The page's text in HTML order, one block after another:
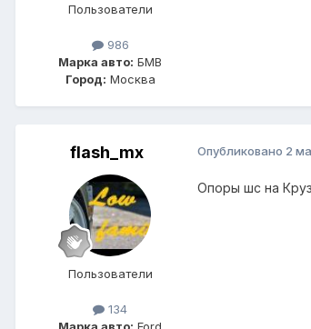
Пользователи
986
Марка авто: БМВ
Город: Москва
flash_mx
Пользователи
134
Опубликовано 2
Опоры шс на